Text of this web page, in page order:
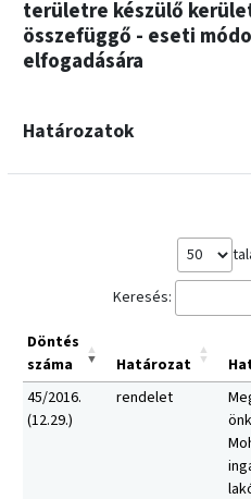
területre készülő
összefüggő - eseti
elfogadására
Határozatok
Keresés:
Döntés
száma
Határozat
45/2016.
(12.29.)
rendelet